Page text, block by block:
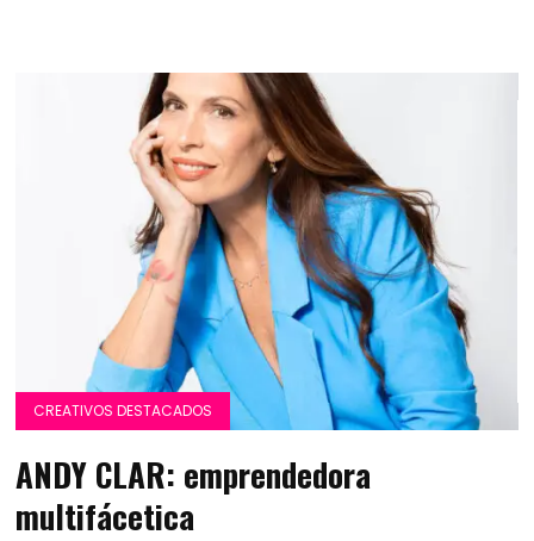
CREATIVOS DESTACADOS
ANDY CLAR: emprendedora
multifácetica